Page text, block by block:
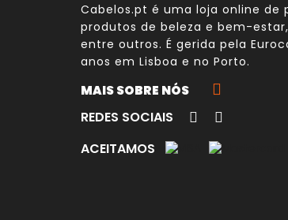
Cabelos.pt é uma loja online de
produtos de beleza e bem-
entre outros. É gerida pela
anos em Lisboa e no Porto.
MAIS SOBRE NÓS
REDES SOCIAIS
ACEITAMOS